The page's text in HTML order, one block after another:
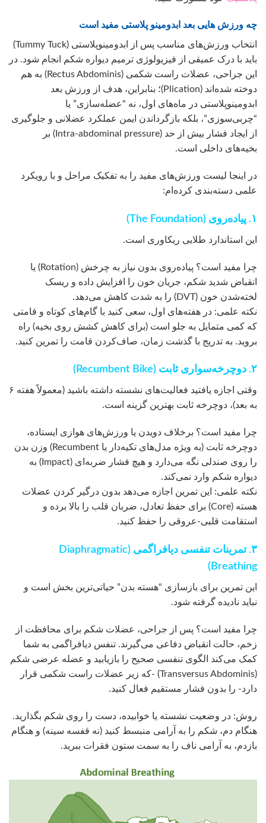
چه ورزش هایی بعد ابدومینو پلاستی مفید است
انتخاب ورزش‌های مناسب پس از ابدومینوپلاستی (Tummy Tuck)
باید با درک عمیقی از فیزیولوژی ترمیم دیواره شکم انجام شود. در
این جراحی، عضلات راست شکمی (Rectus Abdominis) به هم
دوخته شده‌اند (Plication)؛ بنابراین، هدف از ورزش بعد
ابدومینوپلاستی در ماه‌های اول، نه “عضله‌سازی” یا
“چربی‌سوزی”، بلکه بازگرداندن ایمن عملکرد عضلانی و جلوگیری
از ایجاد فشار بیش از حد (Intra-abdominal pressure) بر
بخیه‌های داخلی است.
در اینجا لیست ورزش‌های مفید را به تفکیک مراحل و با رویکرد
علمی دسته‌بندی کرده‌ام:
۱. پیاده‌روی (The Foundation)
این استاندارد طلایی ریکاوری است.
چرا مفید است؟ پیاده‌روی بدون نیاز به چرخش (Rotation) یا
انقباض شدید شکم، جریان خون را افزایش داده و ریسک
لخته‌شدن خون (DVT) را به شدت کاهش می‌دهد.
نکته علمی: در هفته‌های اول، سعی کنید با گام‌های کوتاه و قامتی
که کمی متمایل به جلو است (برای کاهش کشش روی بخیه) راه
بروید. به تدریج با گذشت زمان، صاف‌کردن قامت را تمرین کنید.
۲. دوچرخه‌سواری ثابت (Recumbent Bike)
وقتی اجازه یافتید فعالیت‌های نشسته داشته باشید (معمولاً هفته ۶
به بعد)، دوچرخه ثابت بهترین گزینه است.
چرا مفید است؟ برخلاف دویدن یا ورزش‌های هوازی ایستاده،
دوچرخه ثابت (به ویژه مدل‌های تکیه‌دار یا Recumbent) وزن بدن
را روی صندلی نگه می‌دارد و هیچ فشار ضربه‌ای (Impact) به
دیواره شکم وارد نمی‌کند.
نکته علمی: این تمرین اجازه می‌دهد بدون درگیر کردن عضلات
هسته (Core) برای حفظ تعادل، ضربان قلب را بالا برده و
استقامت قلبی-عروقی را حفظ کنید.
۳. تمرینات تنفسی دیافراگمی (Diaphragmatic
Breathing)
این تمرین برای بازسازی “هسته بدن” حیاتی‌ترین بخش است و
نباید نادیده گرفته شود.
چرا مفید است؟ پس از جراحی، عضلات شکم برای محافظت از
زخم، حالت انقباض دفاعی می‌گیرند. تنفس دیافراگمی به شما
کمک می‌کند الگوی تنفسی صحیح را بازیابید و عضله عرضی شکم
(Transversus Abdominis) -که زیر عضلات راست شکمی قرار
دارد- را بدون فشار مستقیم فعال کنید.
روش: در وضعیت نشسته یا خوابیده، دست را روی شکم بگذارید.
هنگام دم، شکم را به آرامی منبسط کنید (نه قفسه سینه) و هنگام
بازدم، به آرامی ناف را به سمت ستون فقرات ببرید.